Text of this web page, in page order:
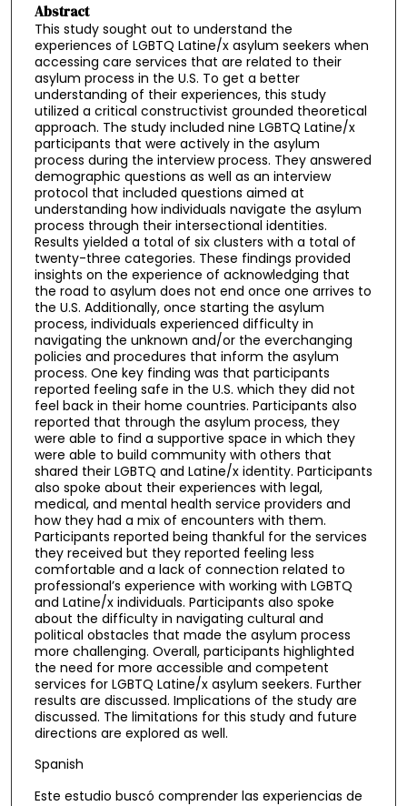
Abstract
This study sought out to understand the
experiences of LGBTQ Latine/x asylum seekers when
accessing care services that are related to their
asylum process in the U.S. To get a better
understanding of their experiences, this study
utilized a critical constructivist grounded theoretical
approach. The study included nine LGBTQ Latine/x
participants that were actively in the asylum
process during the interview process. They answered
demographic questions as well as an interview
protocol that included questions aimed at
understanding how individuals navigate the asylum
process through their intersectional identities.
Results yielded a total of six clusters with a total of
twenty-three categories. These findings provided
insights on the experience of acknowledging that
the road to asylum does not end once one arrives to
the U.S. Additionally, once starting the asylum
process, individuals experienced difficulty in
navigating the unknown and/or the everchanging
policies and procedures that inform the asylum
process. One key finding was that participants
reported feeling safe in the U.S. which they did not
feel back in their home countries. Participants also
reported that through the asylum process, they
were able to find a supportive space in which they
were able to build community with others that
shared their LGBTQ and Latine/x identity. Participants
also spoke about their experiences with legal,
medical, and mental health service providers and
how they had a mix of encounters with them.
Participants reported being thankful for the services
they received but they reported feeling less
comfortable and a lack of connection related to
professional’s experience with working with LGBTQ
and Latine/x individuals. Participants also spoke
about the difficulty in navigating cultural and
political obstacles that made the asylum process
more challenging. Overall, participants highlighted
the need for more accessible and competent
services for LGBTQ Latine/x asylum seekers. Further
results are discussed. Implications of the study are
discussed. The limitations for this study and future
directions are explored as well.
Spanish
Este estudio buscó comprender las experiencias de